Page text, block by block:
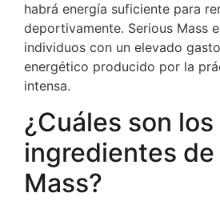
habrá energía suficiente para
deportivamente. Serious Mass
individuos con un elevado
energético producido por la
intensa.
¿Cuáles son los
ingredientes de
Mass?